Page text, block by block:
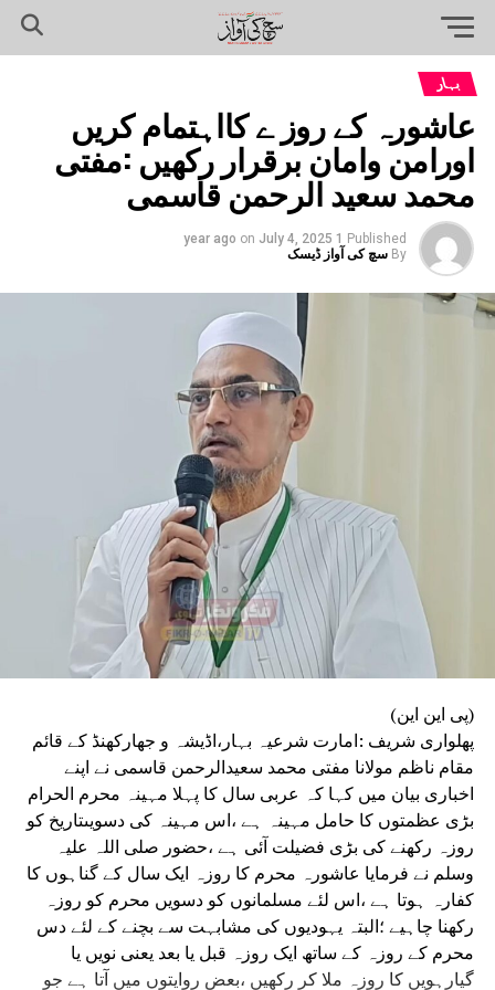
بہار
عاشورہ کے روز ے کااہتمام کریں
اورامن وامان برقرار رکھیں :مفتی
محمد سعید الرحمن قاسمی
Published
1 year ago
on July 4, 2025
By سچ کی آواز ڈیسک
(پی این این)
پھلواری شریف :امارت شرعیہ بہار،اڈیشہ و جھارکھنڈ کے قائم
مقام ناظم مولانا مفتی محمد سعیدالرحمن قاسمی نے اپنے
اخباری بیان میں کہا کہ عربی سال کا پہلا مہینہ محرم الحرام
بڑی عظمتوں کا حامل مہینہ ہے ،اس مہینہ کی دسویںتاریخ کو
روزہ رکھنے کی بڑی فضیلت آئی ہے ،حضور صلی اللہ علیہ
وسلم نے فرمایا عاشورہ محرم کا روزہ ایک سال کے گناہوں کا
کفارہ ہوتا ہے ،اس لئے مسلمانوں کو دسویں محرم کو روزہ
رکھنا چاہیے ؛البتہ یہودیوں کی مشابہت سے بچنے کے لئے دس
محرم کے روزہ کے ساتھ ایک روزہ قبل یا بعد یعنی نویں یا
گیارہویں کا روزہ ملا کر رکھیں ،بعض روایتوں میں آتا ہے جو